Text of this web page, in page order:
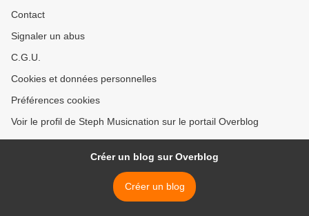
Contact
Signaler un abus
C.G.U.
Cookies et données personnelles
Préférences cookies
Voir le profil de Steph Musicnation sur le portail Overblog
Créer un blog sur Overblog
Créer un blog